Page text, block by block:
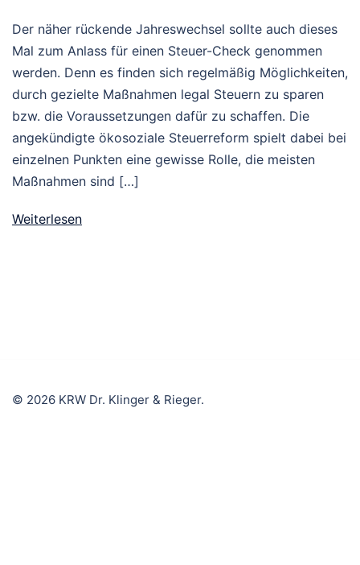
Der näher rückende Jahreswechsel sollte auch dieses
Mal zum Anlass für einen Steuer-Check genommen
werden. Denn es finden sich regelmäßig Möglichkeiten,
durch gezielte Maßnahmen legal Steuern zu sparen
bzw. die Voraussetzungen dafür zu schaffen. Die
angekündigte ökosoziale Steuerreform spielt dabei bei
einzelnen Punkten eine gewisse Rolle, die meisten
Maßnahmen sind […]
Weiterlesen
© 2026 KRW Dr. Klinger & Rieger.